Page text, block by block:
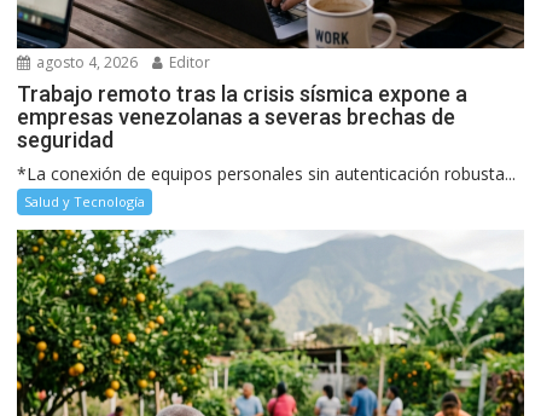
agosto 4, 2026 Editor
Trabajo remoto tras la crisis sísmica expone a
empresas venezolanas a severas brechas de
seguridad
*La conexión de equipos personales sin autenticación robusta...
Salud y Tecnología